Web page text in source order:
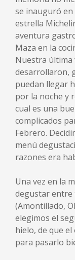
se inauguró en
estrella
aventura
Maza en la
Nuestra última
desarrollaron,
puedan llegar
por la noche y
cual es una
complicados
Febrero.
menú
razones era
Una vez en la
degustar entre
(Amontillado,
elegimos el
hielo, de que
para pasarlo